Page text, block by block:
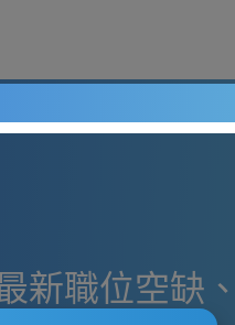
新職位空缺